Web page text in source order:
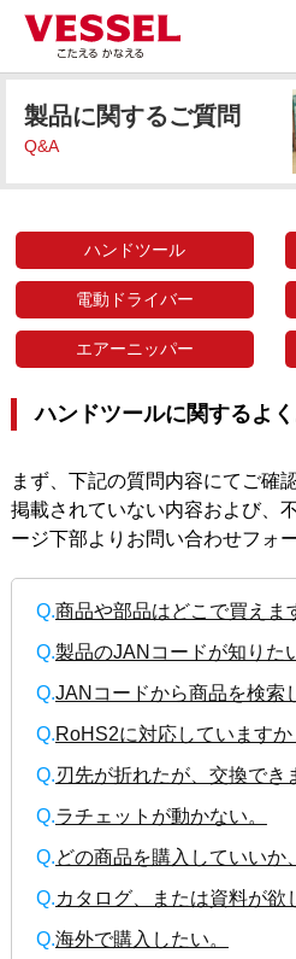
製品に関するご質問
Q&A
ハンドツール
電動ドライバー
エアーニッパー
ハンドツールに関するよ
まず、下記の質問内容にてご確
掲載されていない内容および、
ージ下部よりお問い合わせフォ
Q.商品や部品はどこで買えま
Q.製品のJANコードが知りた
Q.JANコードから商品を検索
Q.RoHS2に対応していますか
Q.刃先が折れたが、交換でき
Q.ラチェットが動かない。
Q.どの商品を購入していいか
Q.カタログ、または資料が欲
Q.海外で購入したい。